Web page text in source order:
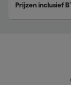
Prijzen inclusief